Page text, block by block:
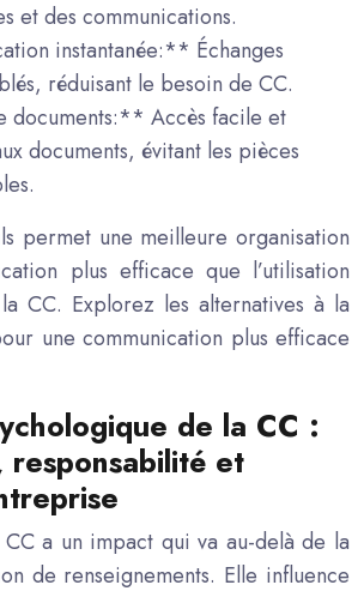
et des communications.
instantanée:** Échanges
réduisant le besoin de CC.
documents:** Accès facile et
documents, évitant les pièces
permet une meilleure organisation
plus efficace que l’utilisation
CC. Explorez les alternatives à la
une communication plus efficace
de la CC :
et
CC a un impact qui va au-delà de la
de renseignements. Elle influence